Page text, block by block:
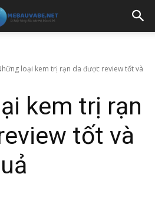
loại kem trị rạn da được review tốt và
kem trị rạn
tốt và